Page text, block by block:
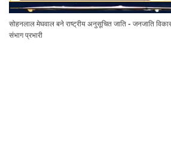
सोहनलाल मेघवाल बने राष्ट्रीय अनुसूचित जाति - जनजाति
संभाग प्रभारी